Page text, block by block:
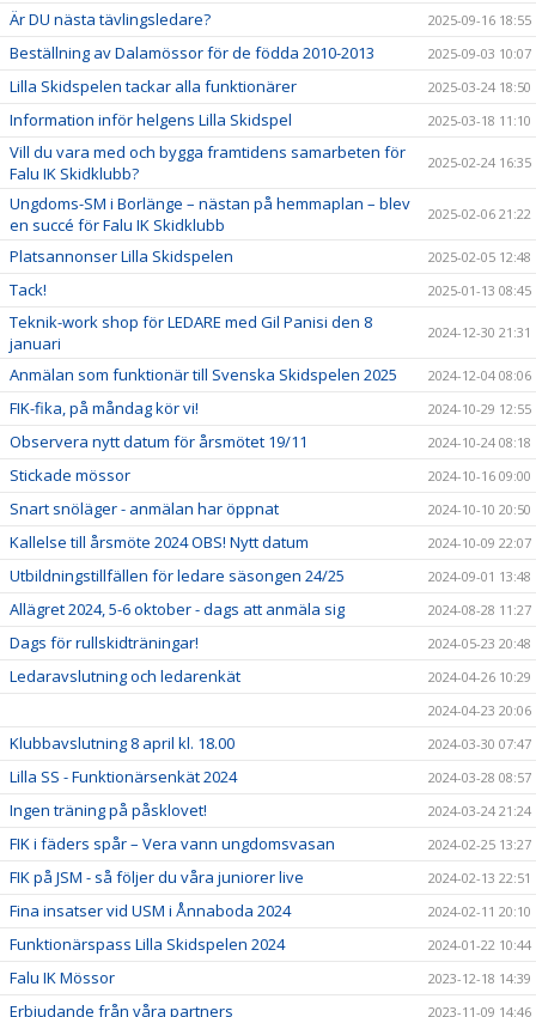
Är DU nästa tävlingsledare? 2025-09-16 18:55
Beställning av Dalamössor för de födda 2010-2013 2025-09-03 10:07
Lilla Skidspelen tackar alla funktionärer 2025-03-24 18:50
Information inför helgens Lilla Skidspel 2025-03-18 11:10
Vill du vara med och bygga framtidens samarbeten för
Falu IK Skidklubb?
2025-02-24 16:35
Ungdoms-SM i Borlänge – nästan på hemmaplan – blev
en succé för Falu IK Skidklubb
2025-02-06 21:22
Platsannonser Lilla Skidspelen 2025-02-05 12:48
Tack! 2025-01-13 08:45
Teknik-work shop för LEDARE med Gil Panisi den 8
januari
2024-12-30 21:31
Anmälan som funktionär till Svenska Skidspelen 2025 2024-12-04 08:06
FIK-fika, på måndag kör vi! 2024-10-29 12:55
Observera nytt datum för årsmötet 19/11 2024-10-24 08:18
Stickade mössor 2024-10-16 09:00
Snart snöläger - anmälan har öppnat 2024-10-10 20:50
Kallelse till årsmöte 2024 OBS! Nytt datum 2024-10-09 22:07
Utbildningstillfällen för ledare säsongen 24/25 2024-09-01 13:48
Allägret 2024, 5-6 oktober - dags att anmäla sig 2024-08-28 11:27
Dags för rullskidträningar! 2024-05-23 20:48
Ledaravslutning och ledarenkät
2024-04-26 10:29
2024-04-23 20:06
Klubbavslutning 8 april kl. 18.00 2024-03-30 07:47
Lilla SS - Funktionärsenkät 2024 2024-03-28 08:57
Ingen träning på påsklovet! 2024-03-24 21:24
FIK i fäders spår – Vera vann ungdomsvasan 2024-02-25 13:27
FIK på JSM - så följer du våra juniorer live 2024-02-13 22:51
Fina insatser vid USM i Ånnaboda 2024 2024-02-11 20:10
Funktionärspass Lilla Skidspelen 2024 2024-01-22 10:44
Falu IK Mössor 2023-12-18 14:39
Erbjudande från våra partners 2023-11-09 14:46